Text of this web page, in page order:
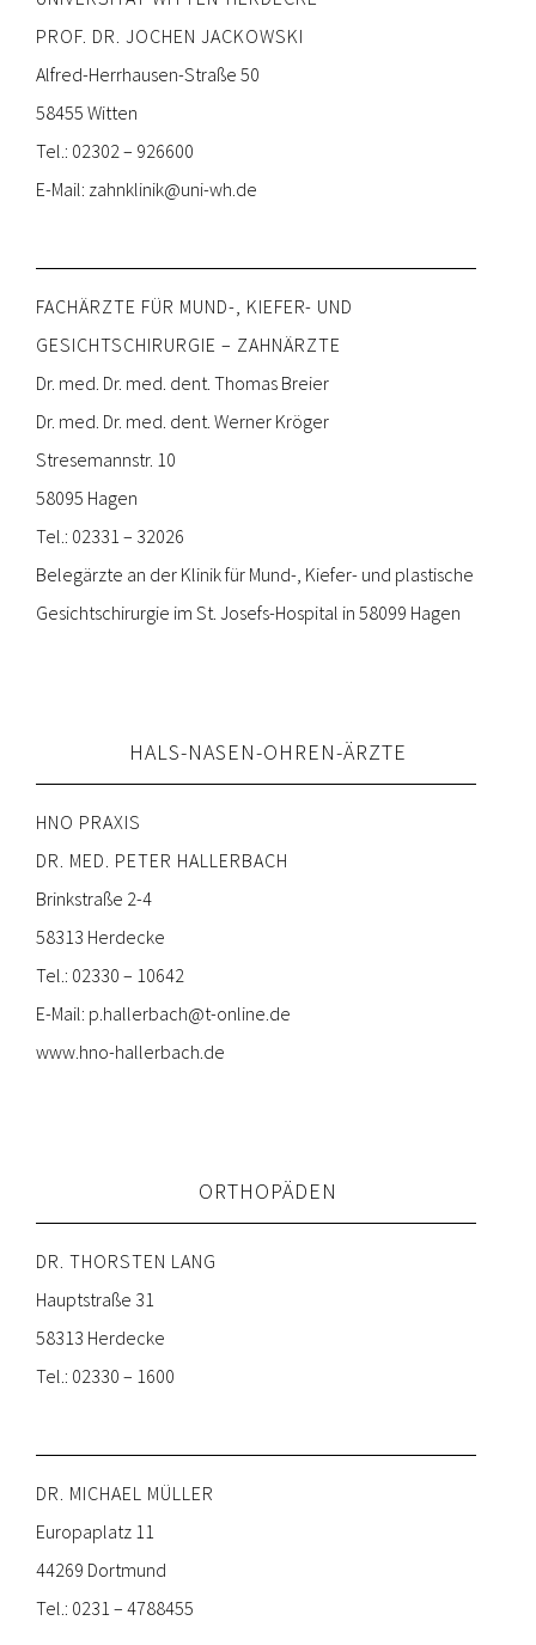
PROF. DR. JOCHEN JACKOWSKI
Alfred-Herrhausen-Straße 50
58455 Witten
Tel.: 02302 – 926600
E-Mail: zahnklinik@uni-wh.de
FACHÄRZTE FÜR MUND-, KIEFER- UND
GESICHTSCHIRURGIE – ZAHNÄRZTE
Dr. med. Dr. med. dent. Thomas Breier
Dr. med. Dr. med. dent. Werner Kröger
Stresemannstr. 10
58095 Hagen
Tel.: 02331 – 32026
Belegärzte an der Klinik für Mund-, Kiefer- und plastische
Gesichtschirurgie im St. Josefs-Hospital in 58099 Hagen
HALS-NASEN-OHREN-ÄRZTE
HNO PRAXIS
DR. MED. PETER HALLERBACH
Brinkstraße 2-4
58313 Herdecke
Tel.: 02330 – 10642
E-Mail: p.hallerbach@t-online.de
www.hno-hallerbach.de
ORTHOPÄDEN
DR. THORSTEN LANG
Hauptstraße 31
58313 Herdecke
Tel.: 02330 – 1600
DR. MICHAEL MÜLLER
Europaplatz 11
44269 Dortmund
Tel.: 0231 – 4788455